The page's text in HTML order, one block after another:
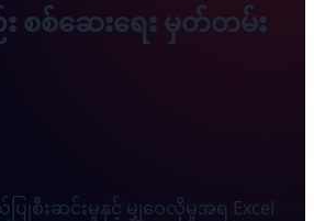
စစ်ဆေးရေး မှတ်တမ်း
စီးဆင်းမှုနှင့် မျှဝေလိုမှုအရ Excel